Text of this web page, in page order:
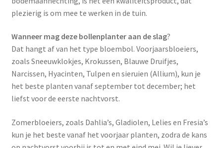
plezierig is om mee te werken in de tuin.
Wanneer mag deze bollenplanter aan de slag?
Dat hangt af van het type bloembol. Voorjaarsbloeiers,
zoals Sneeuwklokjes, Krokussen, Blauwe Druifjes,
Narcissen, Hyacinten, Tulpen en sieruien (Allium), kun je
het beste planten vanaf september tot december; het
liefst voor de eerste nachtvorst.
Zomerbloeiers, zoals Dahlia’s, Gladiolen, Lelies en Fresia’s
kun je het beste vanaf het voorjaar planten, zodra de kans